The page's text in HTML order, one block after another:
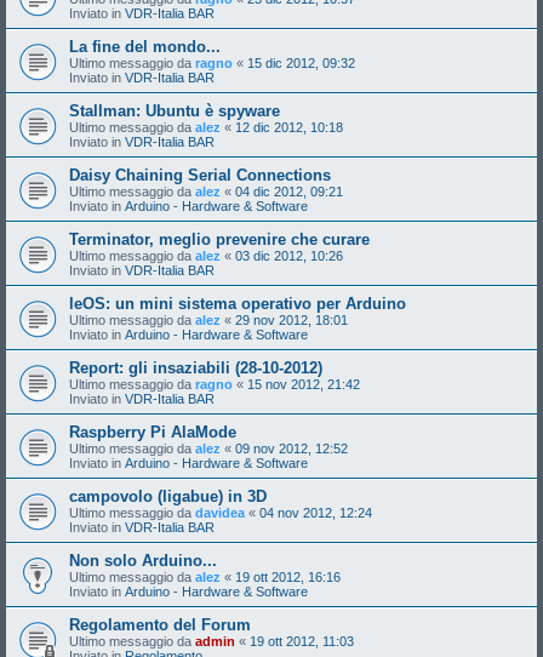
Inviato in VDR-Italia BAR
La fine del mondo...
Ultimo messaggio da ragno « 15 dic 2012, 09:32
Inviato in VDR-Italia BAR
Stallman: Ubuntu è spyware
Ultimo messaggio da alez « 12 dic 2012, 10:18
Inviato in VDR-Italia BAR
Daisy Chaining Serial Connections
Ultimo messaggio da alez « 04 dic 2012, 09:21
Inviato in Arduino - Hardware & Software
Terminator, meglio prevenire che curare
Ultimo messaggio da alez « 03 dic 2012, 10:26
Inviato in VDR-Italia BAR
leOS: un mini sistema operativo per Arduino
Ultimo messaggio da alez « 29 nov 2012, 18:01
Inviato in Arduino - Hardware & Software
Report: gli insaziabili (28-10-2012)
Ultimo messaggio da ragno « 15 nov 2012, 21:42
Inviato in VDR-Italia BAR
Raspberry Pi AlaMode
Ultimo messaggio da alez « 09 nov 2012, 12:52
Inviato in Arduino - Hardware & Software
campovolo (ligabue) in 3D
Ultimo messaggio da davidea « 04 nov 2012, 12:24
Inviato in VDR-Italia BAR
Non solo Arduino...
Ultimo messaggio da alez « 19 ott 2012, 16:16
Inviato in Arduino - Hardware & Software
Regolamento del Forum
Ultimo messaggio da admin « 19 ott 2012, 11:03